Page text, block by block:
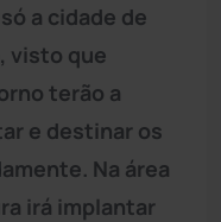
a cidade de
visto que
terão a
e destinar os
Na área
irá implantar